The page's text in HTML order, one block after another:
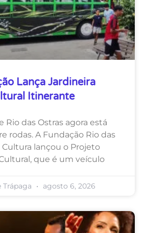
Lança Jardineira
Itinerante
Rio das Ostras agora está
rodas. A Fundação Rio das
Cultura lançou o Projeto
que é um veículo
Trápaga agosto 6, 2026